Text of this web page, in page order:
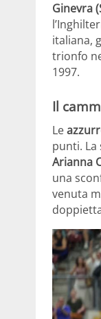
Ginevra
italiana,
trionfo
1997.
Il
Le
punti.
Arianna
una
venuta